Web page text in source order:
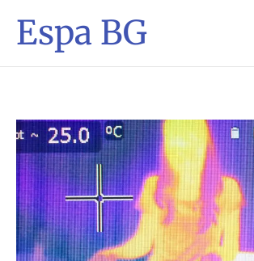
Espa BG